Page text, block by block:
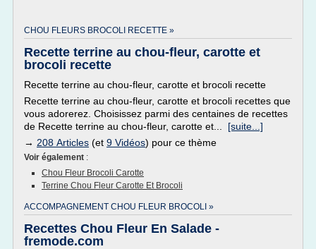
CHOU FLEURS BROCOLI RECETTE »
Recette terrine au chou-fleur, carotte et
brocoli recette
Recette terrine au chou-fleur, carotte et brocoli recette
Recette terrine au chou-fleur, carotte et brocoli recettes que
vous adorerez. Choisissez parmi des centaines de recettes
de Recette terrine au chou-fleur, carotte et... [suite...]
→ 208 Articles (et 9 Vidéos) pour ce thème
Voir également :
Chou Fleur Brocoli Carotte
Terrine Chou Fleur Carotte Et Brocoli
ACCOMPAGNEMENT CHOU FLEUR BROCOLI »
Recettes Chou Fleur En Salade -
fremode.com